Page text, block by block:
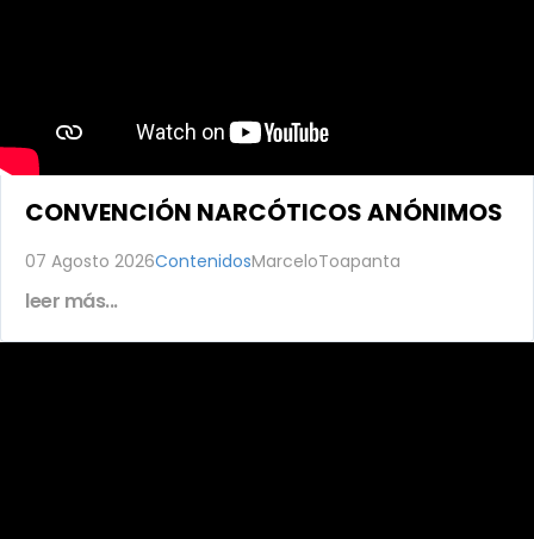
CONVENCIÓN NARCÓTICOS ANÓNIMOS
07 Agosto 2026ContenidosMarceloToapanta
leer más...